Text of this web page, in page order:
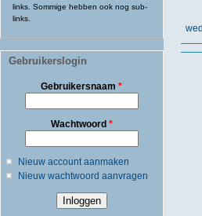
links. Sommige hebben ook nog sub-
links.
Gebruikerslogin
Gebruikersnaam*
Wachtwoord *
Nieuw account aanmaken
Nieuw wachtwoord aanvragen